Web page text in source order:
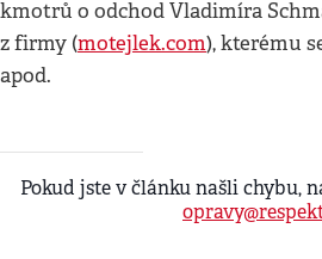
kmotrů o odchod Vladimíra
z firmy (motejlek.com), kterému
apod.
Pokud jste v článku našli chybu,